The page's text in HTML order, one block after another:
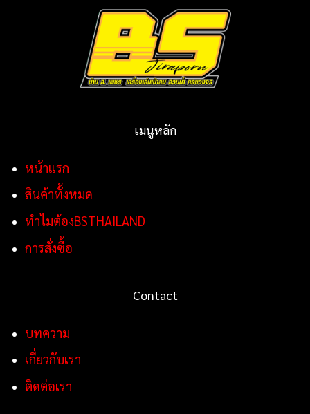
เมนูหลัก
หน้าแรก
สินค้าทั้งหมด
ทำไมต้องBSTHAILAND
การสั่งซื้อ
Contact
บทความ
เกี่ยวกับเรา
ติดต่อเรา